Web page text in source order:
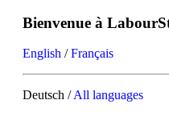
Bienvenue à
English /Français
Deutsch /All languages